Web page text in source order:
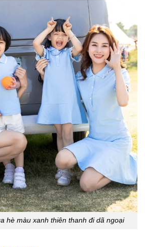
hè màu xanh thiên thanh đi dã ngoại